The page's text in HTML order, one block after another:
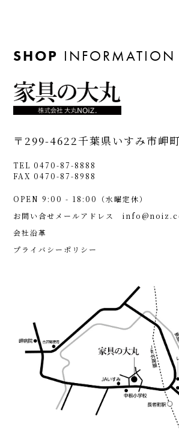
SHOP INFORMATION
〒299-4622千葉県いすみ市岬
TEL 0470-87-8888
FAX 0470-87-8988
OPEN 9:00 - 18:00（水曜定休）
お問い合せメールアドレス
会社沿革
プライバシーポリシー